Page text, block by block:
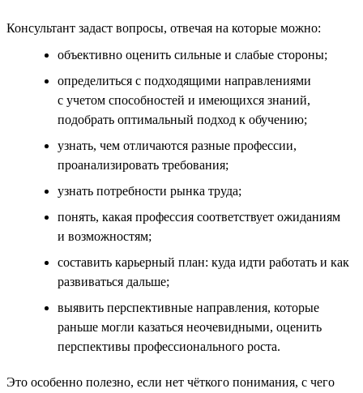
Консультант задаст вопросы, отвечая на которые можно:
объективно оценить сильные и слабые стороны;
определиться с подходящими направлениями
с учетом способностей и имеющихся знаний,
подобрать оптимальный подход к обучению;
узнать, чем отличаются разные профессии,
проанализировать требования;
узнать потребности рынка труда;
понять, какая профессия соответствует ожиданиям
и возможностям;
составить карьерный план: куда идти работать и как
развиваться дальше;
выявить перспективные направления, которые
раньше могли казаться неочевидными, оценить
перспективы профессионального роста.
Это особенно полезно, если нет чёткого понимания, с чего